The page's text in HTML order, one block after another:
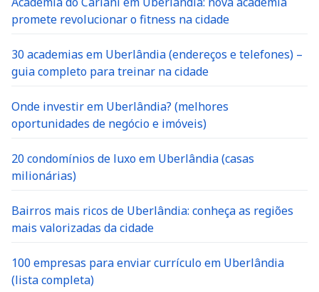
promete revolucionar o fitness na cidade
30 academias em Uberlândia (endereços e telefones) –
guia completo para treinar na cidade
Onde investir em Uberlândia? (melhores
oportunidades de negócio e imóveis)
20 condomínios de luxo em Uberlândia (casas
milionárias)
Bairros mais ricos de Uberlândia: conheça as regiões
mais valorizadas da cidade
100 empresas para enviar currículo em Uberlândia
(lista completa)